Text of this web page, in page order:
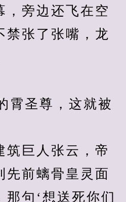
旁边还飞在空
禁张了张嘴，龙
圣尊，这就被
巨人张云，帝
先前螭骨皇灵面
句‘想送死你们